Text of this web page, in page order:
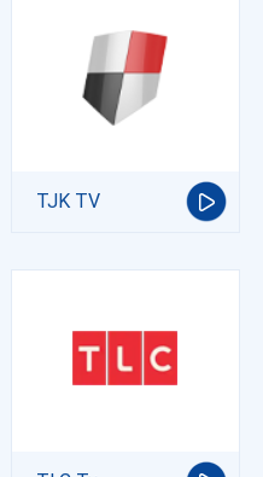
TJK TV